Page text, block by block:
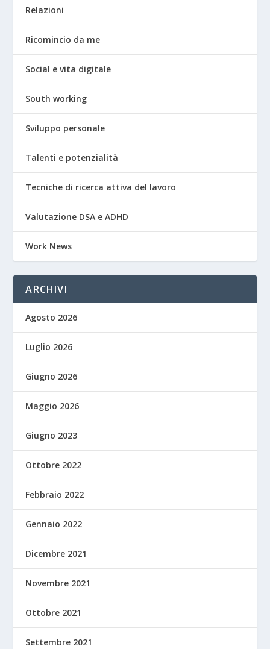
Relazioni
Ricomincio da me
Social e vita digitale
South working
Sviluppo personale
Talenti e potenzialità
Tecniche di ricerca attiva del lavoro
Valutazione DSA e ADHD
Work News
ARCHIVI
Agosto 2026
Luglio 2026
Giugno 2026
Maggio 2026
Giugno 2023
Ottobre 2022
Febbraio 2022
Gennaio 2022
Dicembre 2021
Novembre 2021
Ottobre 2021
Settembre 2021